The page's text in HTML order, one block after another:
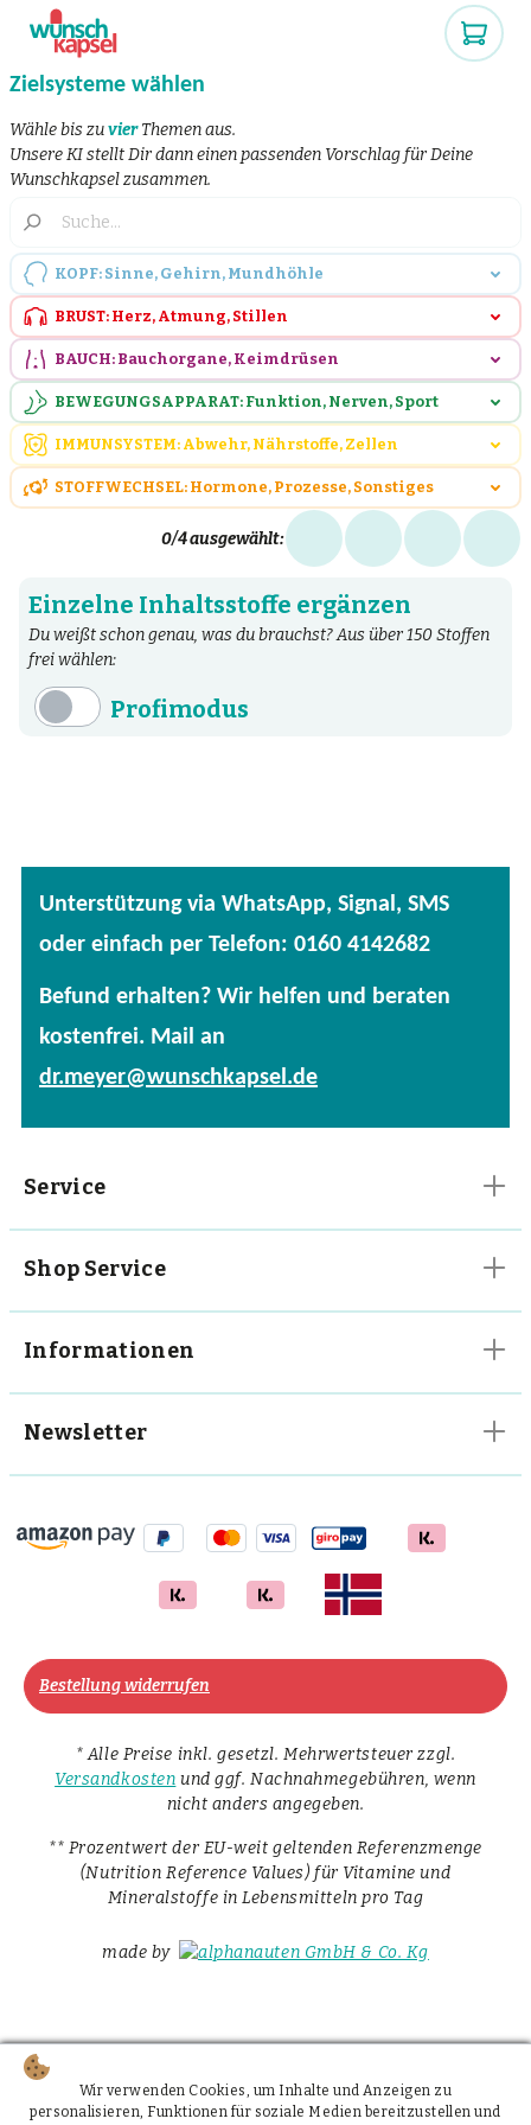
Zielsysteme wählen
Wähle bis zuvierThemen aus.
Unsere KI stellt Dir dann einen passenden Vorschlag für Deine
Wunschkapsel zusammen.
KOPF: Sinne, Gehirn, Mundhöhle
BRUST: Herz, Atmung, Stillen
BAUCH: Bauchorgane, Keimdrüsen
BEWEGUNGSAPPARAT: Funktion, Nerven, Sport
IMMUNSYSTEM: Abwehr, Nährstoffe, Zellen
STOFFWECHSEL: Hormone, Prozesse, Sonstiges
0/4 ausgewählt:
Einzelne Inhaltsstoffe ergänzen
Du weißt schon genau, was du brauchst? Aus über 150 Stoffen
frei wählen:
Profimodus
Fertige Mischungen
Kräuter
Vitalpilze
Vitamine
Unterstützung via WhatsApp, Signal, SMS
oder einfach per Telefon: 0160 4142682
Befund erhalten? Wir helfen und beraten
kostenfrei. Mail an
dr.meyer@wunschkapsel.de
Service
Shop Service
Informationen
Newsletter
Bestellung widerrufen
* Alle Preise inkl. gesetzl. Mehrwertsteuer zzgl.
Versandkosten und ggf. Nachnahmegebühren, wenn
nicht anders angegeben.
** Prozentwert der EU-weit geltenden Referenzmenge
(Nutrition Reference Values) für Vitamine und
Mineralstoffe in Lebensmitteln pro Tag
made by
Wir verwenden Cookies, um Inhalte und Anzeigen zu
personalisieren, Funktionen für soziale Medien bereitzustellen und